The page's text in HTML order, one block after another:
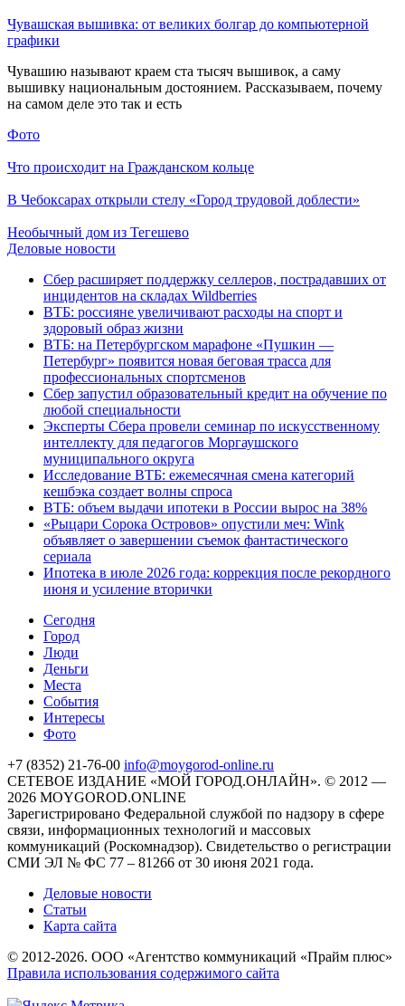
Чувашская вышивка: от великих болгар до компьютерной
графики
Чувашию называют краем ста тысяч вышивок, а саму
вышивку национальным достоянием. Рассказываем, почему
на самом деле это так и есть
Фото
Что происходит на Гражданском кольце
В Чебоксарах открыли стелу «Город трудовой доблести»
Необычный дом из Тегешево
Деловые новости
Сбер расширяет поддержку селлеров, пострадавших от
инцидентов на складах Wildberries
ВТБ: россияне увеличивают расходы на спорт и
здоровый образ жизни
ВТБ: на Петербургском марафоне «Пушкин —
Петербург» появится новая беговая трасса для
профессиональных спортсменов
Сбер запустил образовательный кредит на обучение по
любой специальности
Эксперты Сбера провели семинар по искусственному
интеллекту для педагогов Моргаушского
муниципального округа
Исследование ВТБ: ежемесячная смена категорий
кешбэка создает волны спроса
ВТБ: объем выдачи ипотеки в России вырос на 38%
«Рыцари Сорока Островов» опустили меч: Wink
объявляет о завершении съемок фантастического
сериала
Ипотека в июле 2026 года: коррекция после рекордного
июня и усиление вторички
Cегодня
Город
Люди
Деньги
Места
События
Интересы
Фото
+7 (8352) 21-76-00 info@moygorod-online.ru
СЕТЕВОЕ ИЗДАНИЕ «МОЙ ГОРОД.ОНЛАЙН». © 2012 —
2026 MOYGOROD.ONLINE
Зарегистрировано Федеральной службой по надзору в сфере
связи, информационных технологий и массовых
коммуникаций (Роскомнадзор). Свидетельство о регистрации
СМИ ЭЛ № ФС 77 – 81266 от 30 июня 2021 года.
Деловые новости
Статьи
Карта сайта
© 2012-2026. ООО «Агентство коммуникаций «Прайм плюс»
Правила использования содержимого сайта